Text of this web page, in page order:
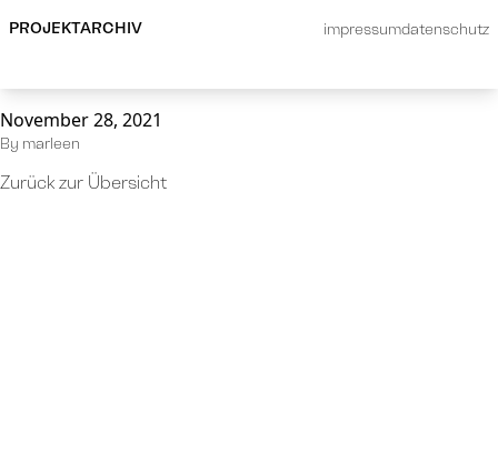
PROJEKTARCHIV impressumdatenschutz
Die Grenzen des
November 28, 2021
By marleen
Zurück zur Übersicht